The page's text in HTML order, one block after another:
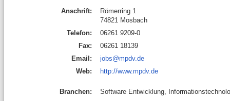
Anschrift:
Römerring 1
74821 Mosbach
Telefon:
06261 9209-0
Fax:
06261 18139
Email:
jobs@mpdv.de
Web:
http://www.mpdv.de
Branchen: Software Entwicklung,